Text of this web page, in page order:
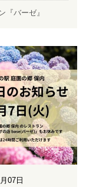
『バーゼ』
07日